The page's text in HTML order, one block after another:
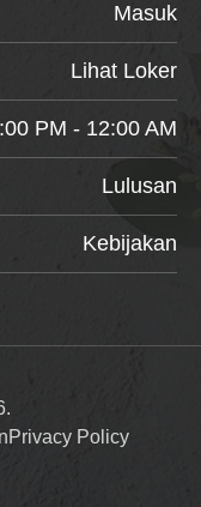
Masuk
Lihat Loker
PM - 12:00 AM
Lulusan
Kebijakan
Privacy Policy